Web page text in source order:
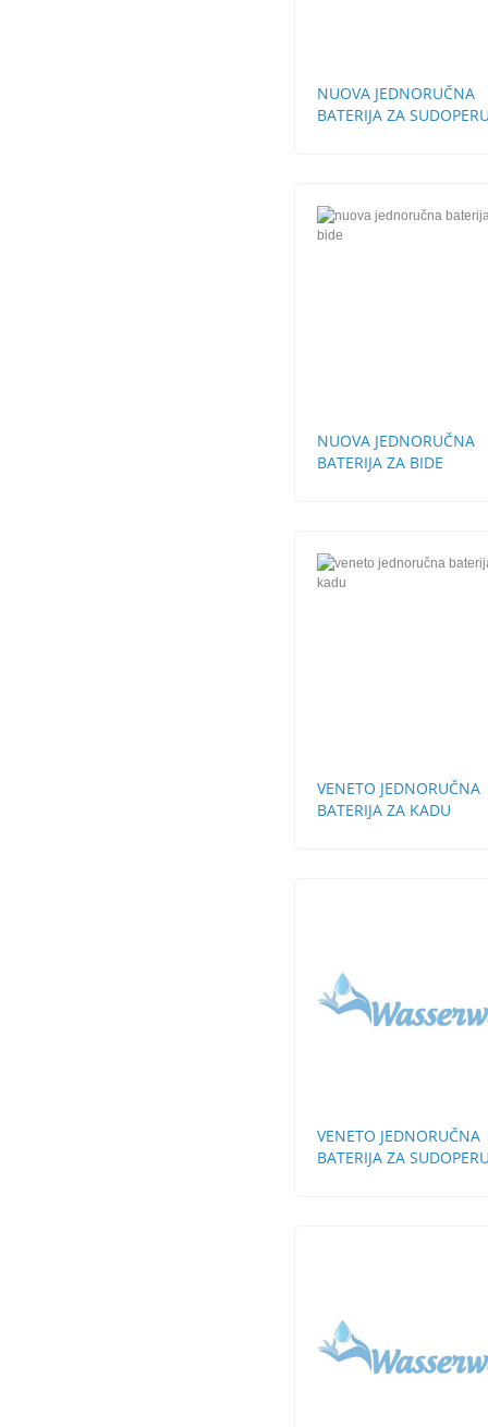
NUOVA JEDNORUČNA
BATERIJA ZA
NUOVA JEDNORUČNA
BATERIJA ZA BIDE
VENETO JEDNORUČNA
BATERIJA ZA KADU
VENETO JEDNORUČNA
BATERIJA ZA